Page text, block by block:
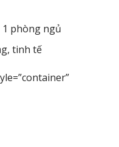
1 phòng ngủ
tinh tế